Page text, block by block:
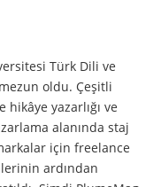
Türk Dili ve
oldu. Çeşitli
yazarlığı ve
alanında staj
için freelance
ardından